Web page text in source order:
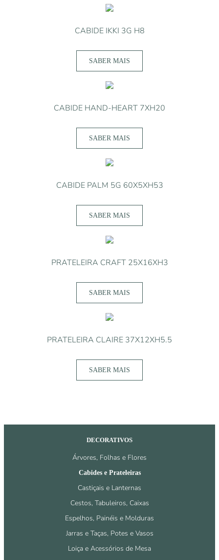
CABIDE IKKI 3G H8
SABER MAIS
CABIDE HAND-HEART 7XH20
SABER MAIS
CABIDE PALM 5G 60X5XH53
SABER MAIS
PRATELEIRA CRAFT 25X16XH3
SABER MAIS
PRATELEIRA CLAIRE 37X12XH5.5
SABER MAIS
DECORATIVOS
Árvores, Folhas e Flores
Cabides e Prateleiras
Castiçais e Lanternas
Cestos, Tabuleiros, Caixas
Espelhos, Painéis e Molduras
Jarras e Taças, Potes e Vasos
Loiça e Acessórios de Mesa